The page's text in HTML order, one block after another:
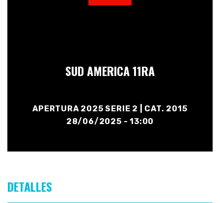
SUD AMERICA 11RA
APERTURA 2025 SERIE 2 | CAT. 2015
28/06/2025 - 13:00
DETALLES